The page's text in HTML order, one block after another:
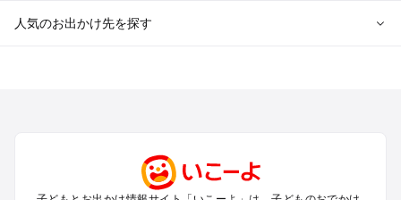
人気のお出かけ先を探す
関西のプールおでかけ
中国･四国のプールおでかけ